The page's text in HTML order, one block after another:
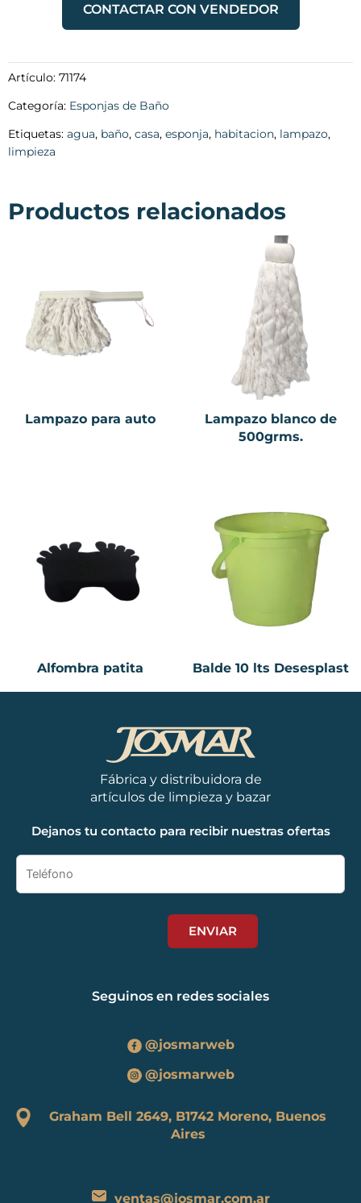
CONTACTAR CON VENDEDOR
Artículo: 71174
Categoría: Esponjas de Baño
Etiquetas: agua, baño, casa, esponja, habitacion, lampazo,
limpieza
Productos relacionados
Lampazo para auto
Lampazo blanco de
500grms.
Alfombra patita Balde 10 lts Desesplast
Fábrica y distribuidora de
artículos de limpieza y bazar
Dejanos tu contacto para recibir nuestras ofertas
Seguinos en redes sociales
@josmarweb
@josmarweb
Graham Bell 2649, B1742 Moreno, Buenos
Aires
ventas@josmar.com.ar